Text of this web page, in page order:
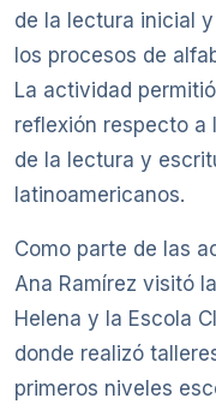
de la lectura inicial
los procesos de
La actividad
reflexión respecto a
de la lectura y
latinoamericanos.
Como parte de las
Ana Ramírez visitó
Helena y la Escola
donde realizó
primeros niveles